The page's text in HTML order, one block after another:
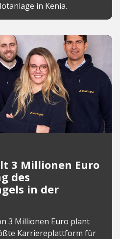
in Kenia.
3 Millionen Euro
des
in der
3 Millionen Euro plant
Karriereplattform für